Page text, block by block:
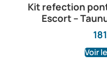
Kit refection
Escort –
Voir